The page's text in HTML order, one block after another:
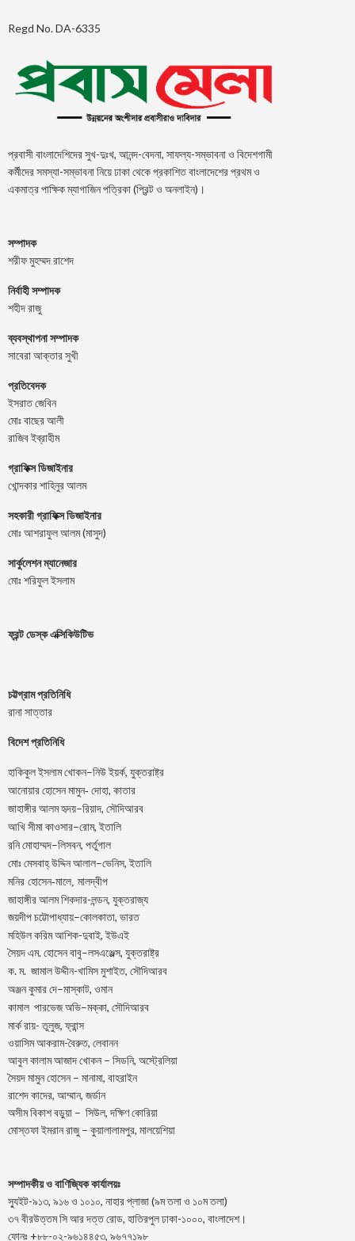
Regd No. DA-6335
প্রবাসী বাংলাদেশিদের সুখ-দুঃখ, আনন্দ-বেদনা, সাফল্য-সম্ভাবনা ও বিদেশগামী
কর্মীদের সমস্যা-সম্ভাবনা নিয়ে ঢাকা থেকে প্রকাশিত বাংলাদেশের প্রথম ও
একমাত্র পাক্ষিক ম্যাগাজিন পত্রিকা (প্রিন্ট ও অনলাইন)।
সম্পাদক
শরীফ মুহম্মদ রাশেদ
নির্বাহী সম্পাদক
শহীদ রাজু
ব্যবস্থাপনা সম্পাদক
সাবেরা আক্তার সুখী
প্রতিবেদক
ইসরাত জেবিন
মোঃ বাছের আলী
রাজিব ইব্রাহীম
গ্রাফিক্স ডিজাইনার
খোন্দকার শাহিনুর আলম
সহকারী গ্রাফিক্স ডিজাইনার
মোঃ আশরাফুল আলম (মাসুদ)
সার্কুলেশন ম্যানেজার
মোঃ শরিফুল ইসলাম
ফ্রন্ট ডেস্ক এক্সিকিউটিভ
চট্টগ্রাম প্রতিনিধি
রানা সাত্তার
বিদেশ প্রতিনিধি
হাকিকুল ইসলাম খোকন–নিউ ইয়র্ক, যুক্তরাষ্ট্র
আনোয়ার হোসেন মামুন- দোহা, কাতার
জাহাঙ্গীর আলম হৃদয়–রিয়াদ, সৌদিআরব
আখি সীমা কাওসার–রোম,ইতালি
রনি মোহাম্মদ–লিসবন, পর্তুগাল
মোঃ মেসবাহ্ উদ্দিন আলাল–ভেনিস,ইতালি
মনির হোসেন-মালে, মালদ্বীপ
জাহাঙ্গীর আলম শিকদার-লন্ডন, যুক্তরাজ্য
জয়দীপ চট্টোপাধ্যায়–কোলকাতা, ভারত
মহিউল করিম আশিক-দুবাই, ইউএই
সৈয়দ এম. হোসেন বাবু–লসএঞ্জেল্স, যুক্তরাষ্ট্র
ক. ম. জামাল উদ্দীন-খামিস মুশাইত, সৌদিআরব
অঞ্জন কুমার দে–মাস্কাট, ওমান
কামাল পারভেজ অভি–মক্কা, সৌদিআরব
মার্ক রায়- তুলুজ, ফ্রান্স
ওয়াসিম আকরাম-বৈরুত, লেবানন
আবুল কালাম আজাদ খোকন – সিডনি, অস্ট্রেলিয়া
সৈয়দ মামুন হোসেন – মানামা, বাহরাইন
রাশেদ কাদের, আম্মান, জর্ডান
অসীম বিকাশ বড়ুয়া – সিউল, দক্ষিণ কোরিয়া
মোস্তফা ইমরান রাজু – কুয়ালালামপুর, মালয়েশিয়া
সম্পাদকীয় ও বাণিজ্যিক কার্যালয়ঃ
স্যুইট-৯১৩, ৯১৬ ও ১০১০, নাহার প্লাজা (৯ম তলা ও ১০ম তলা)
৩৭ বীরউত্তম সি আর দত্ত রোড, হাতিরপুল ঢাকা-১০০০, বাংলাদেশ।
ফোনঃ +৮৮-০২-৯৬১৪৪৫৩, ৯৬৭৭১৯৮